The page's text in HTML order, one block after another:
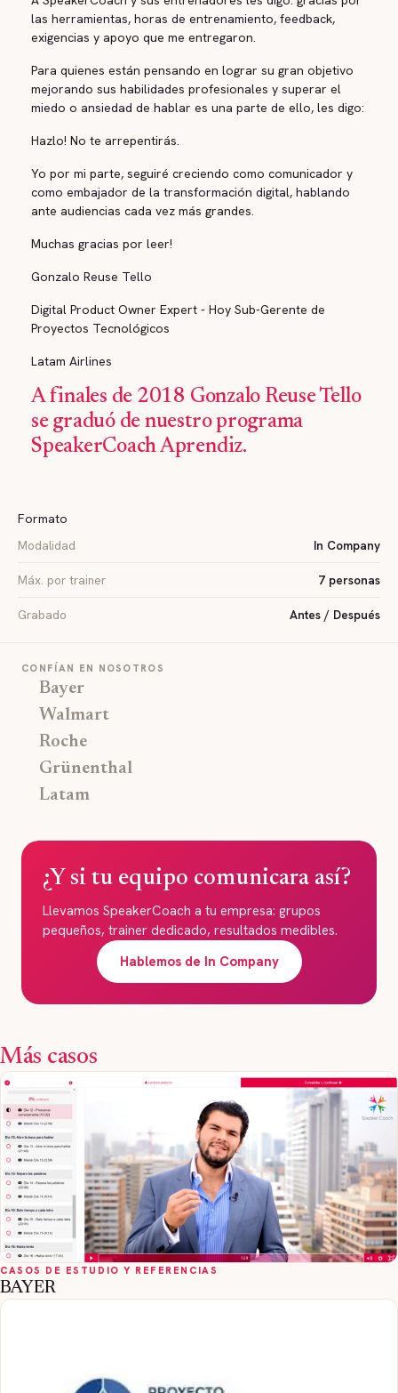
las herramientas, horas de entrenamiento, feedback,
exigencias y apoyo que me entregaron.
Para quienes están pensando en lograr su gran objetivo
mejorando sus habilidades profesionales y superar el
miedo o ansiedad de hablar es una parte de ello, les digo:
Hazlo! No te arrepentirás.
Yo por mi parte, seguiré creciendo como comunicador y
como embajador de la transformación digital, hablando
ante audiencias cada vez más grandes.
Muchas gracias por leer!
Gonzalo Reuse Tello
Digital Product Owner Expert - Hoy Sub-Gerente de
Proyectos Tecnológicos
Latam Airlines
A finales de 2018 Gonzalo Reuse Tello
se graduó de nuestro programa
SpeakerCoach Aprendiz.
Formato
Modalidad
In Company
Máx. por trainer 7 personas
Grabado Antes / Después
CONFÍAN EN NOSOTROS
Bayer
Walmart
Roche
Grünenthal
Latam
¿Y si tu equipo comunicara así?
Llevamos SpeakerCoach a tu empresa: grupos
pequeños, trainer dedicado, resultados medibles.
Hablemos de In Company
Más casos
CASOS DE ESTUDIO Y REFERENCIAS
BAYER